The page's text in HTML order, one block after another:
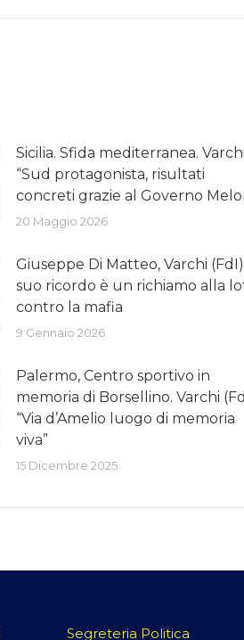
Sicilia. Sfida mediterranea.
“Sud protagonista, risultati
concreti grazie al Governo
20 Maggio 2026
Giuseppe Di Matteo, Varchi (FdI):
suo ricordo è un richiamo alla
contro la mafia
9 Gennaio 2026
Palermo, Centro sportivo in
memoria di Borsellino. Varchi
“Via d’Amelio luogo di memoria
viva”
15 Dicembre 2025
Segreteria Politica